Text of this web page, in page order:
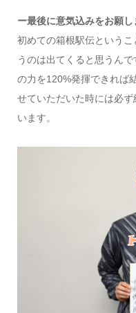
ー最後に意気込みをお願し
初めての箱根駅伝という
うのは出てくると思うん
の力を120%発揮できれば
せていただいた時には必
います。